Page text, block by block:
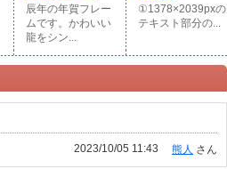
辰年の年賀フレー
ムです。かわいい
龍をシン...
①1378×2039pxの
テキスト部分の...
熊人 さん
2023/10/05 11:43